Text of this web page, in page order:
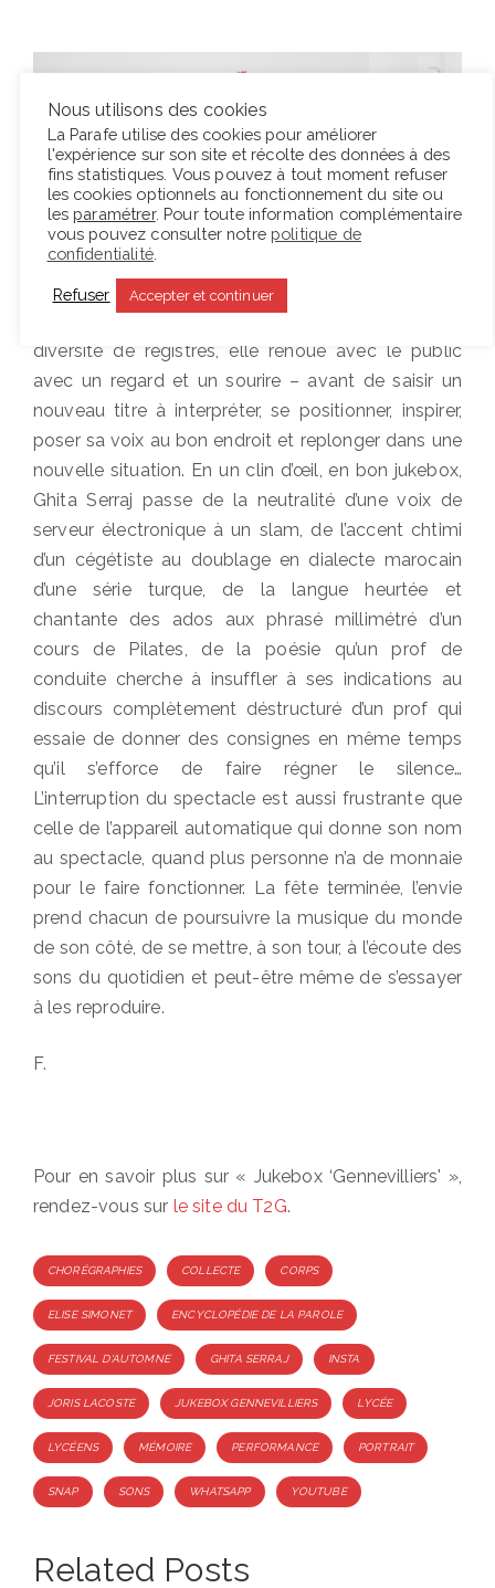
Entre deux sons, qui lui font parcourir toute
diversité de registres, elle renoue avec le public
avec un regard et un sourire – avant de saisir un
nouveau titre à interpréter, se positionner, inspirer,
poser sa voix au bon endroit et replonger dans une
nouvelle situation. En un clin d’œil, en bon jukebox,
Ghita Serraj passe de la neutralité d’une voix de
serveur électronique à un slam, de l’accent chtimi
d’un cégétiste au doublage en dialecte marocain
d’une série turque, de la langue heurtée et
chantante des ados aux phrasé millimétré d’un
cours de Pilates, de la poésie qu’un prof de
conduite cherche à insuffler à ses indications au
discours complètement déstructuré d’un prof qui
essaie de donner des consignes en même temps
qu’il s’efforce de faire régner le silence…
L’interruption du spectacle est aussi frustrante que
celle de l’appareil automatique qui donne son nom
au spectacle, quand plus personne n’a de monnaie
pour le faire fonctionner. La fête terminée, l’envie
prend chacun de poursuivre la musique du monde
de son côté, de se mettre, à son tour, à l’écoute des
sons du quotidien et peut-être même de s’essayer
à les reproduire.
F.
Pour en savoir plus sur « Jukebox ‘Gennevilliers' »,
rendez-vous sur le site du T2G.
Tags
CHORÉGRAPHIES COLLECTE CORPS
ELISE SIMONET ENCYCLOPÉDIE DE LA PAROLE
FESTIVAL D'AUTOMNE GHITA SERRAJ INSTA
JORIS LACOSTE JUKEBOX GENNEVILLIERS LYCÉE
LYCÉENS MÉMOIRE PERFORMANCE PORTRAIT
SNAP SONS WHATSAPP YOUTUBE
Related Posts
Nous utilisons des cookies
La Parafe utilise des cookies pour améliorer
l'expérience sur son site et récolte des données à des
fins statistiques. Vous pouvez à tout moment refuser
les cookies optionnels au fonctionnement du site ou
les paramétrer. Pour toute information complémentaire
vous pouvez consulter notre politique de
confidentialité.
Refuser Accepter et continuer